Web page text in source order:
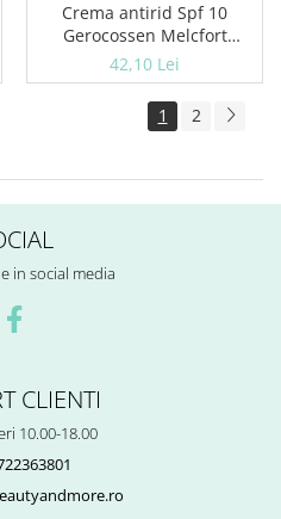
Crema antirid Spf 10
Gerocossen Melcfort
Supreme Care, Riduri
Accentuate 55 +, 50 ml
42,10 Lei
1 2
in social media
CLIENTI
10.00-18.00